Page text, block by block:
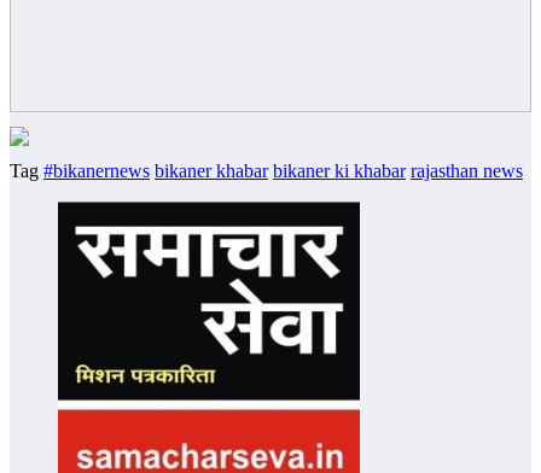
Tag #bikanernews bikaner khabar bikaner ki khabar rajasthan news